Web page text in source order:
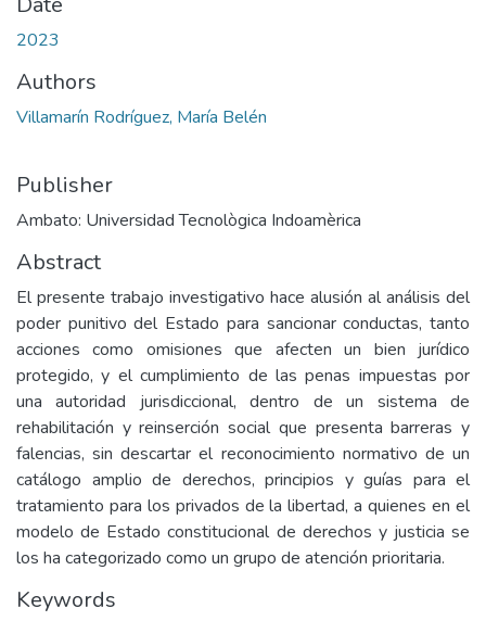
2023
Authors
Villamarín Rodríguez, María Belén
Publisher
Ambato: Universidad Tecnològica Indoamèrica
Abstract
El presente trabajo investigativo hace alusión al análisis del
poder punitivo del Estado para sancionar conductas, tanto
acciones como omisiones que afecten un bien jurídico
protegido, y el cumplimiento de las penas impuestas por
una autoridad jurisdiccional, dentro de un sistema de
rehabilitación y reinserción social que presenta barreras y
falencias, sin descartar el reconocimiento normativo de un
catálogo amplio de derechos, principios y guías para el
tratamiento para los privados de la libertad, a quienes en el
modelo de Estado constitucional de derechos y justicia se
los ha categorizado como un grupo de atención prioritaria.
Keywords